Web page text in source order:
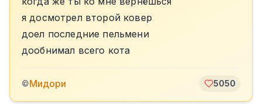
я досмотрел второй ковер
доел последние пельмени
дообнимал всего кота
©Мидори 5050